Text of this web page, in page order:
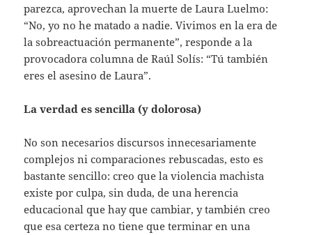
parezca, aprovechan la muerte de Laura Luelmo:
“No, yo no he matado a nadie. Vivimos en la era de
la sobreactuación permanente”, responde a la
provocadora columna de Raúl Solís: “Tú también
eres el asesino de Laura”.
La verdad es sencilla (y dolorosa)
No son necesarios discursos innecesariamente
complejos ni comparaciones rebuscadas, esto es
bastante sencillo: creo que la violencia machista
existe por culpa, sin duda, de una herencia
educacional que hay que cambiar, y también creo
que esa certeza no tiene que terminar en una